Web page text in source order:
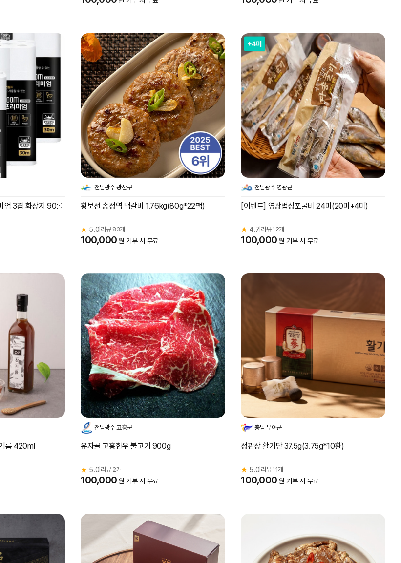
엄 3겹 화장지 90롤
전남광주 광산구
황보선 송정역 떡갈비 1.76kg(80g*22팩)
★ 5.0 리뷰 83개
100,000 원 기부 시 무료
전남광주 영광군
[이벤트] 영광법성포굴비 24미(20미+4미)
★ 4.7 리뷰 12개
100,000 원 기부 시 무료
름 420ml
전남광주 고흥군
유자골 고흥한우 불고기 900g
★ 5.0 리뷰 2개
100,000 원 기부 시 무료
충남 부여군
정관장 활기단 37.5g(3.75g*10환)
★ 5.0 리뷰 11개
100,000 원 기부 시 무료